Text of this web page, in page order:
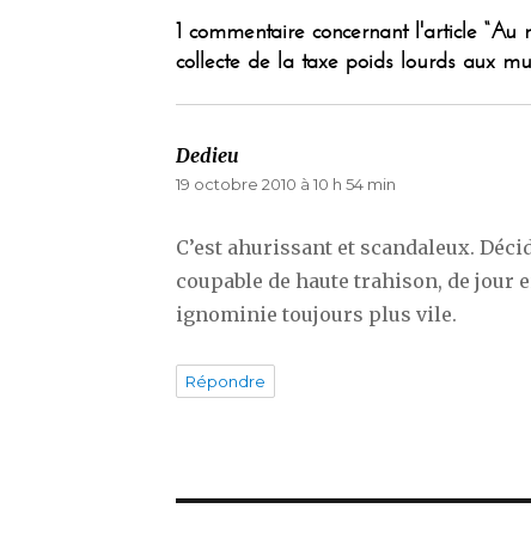
1 commentaire concernant l'article “Au
collecte de la taxe poids lourds aux
Dedieu
19 octobre 2010 à 10 h 54 min
C’est ahurissant et scandaleux.
coupable de haute trahison, de jour
ignominie toujours plus vile.
Répondre